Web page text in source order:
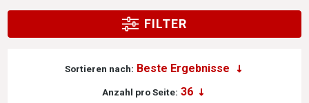
FILTER
Sortieren nach:
Anzahl pro Seite: